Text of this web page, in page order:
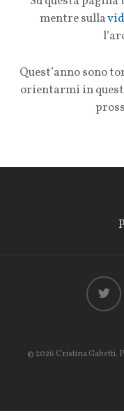
mentre sulla
Quest’anno sono
orientarmi in
twitter
© 2026 Cristina Gabetti.